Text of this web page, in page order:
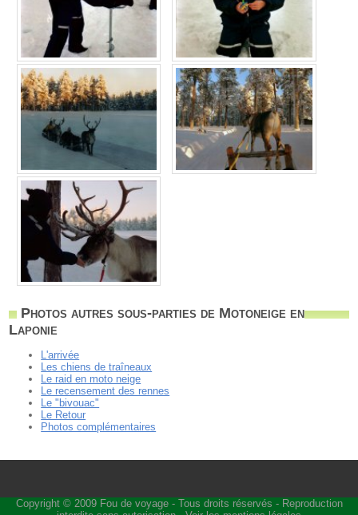
Photos autres sous-parties de Motoneige en
Laponie
L'arrivée
Les chiens de traîneaux
Le raid en moto neige
Le recensement des rennes
Le "bivouac"
Le Retour
Photos complémentaires
Copyright © 2009 Fou de voyage- Tous droits réservés - Reproduction